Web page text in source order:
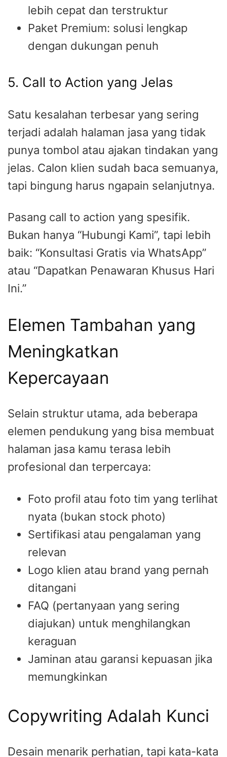
lebih cepat dan terstruktur
Paket Premium: solusi lengkap
dengan dukungan penuh
5. Call to Action yang Jelas
Satu kesalahan terbesar yang sering
terjadi adalah halaman jasa yang tidak
punya tombol atau ajakan tindakan yang
jelas. Calon klien sudah baca semuanya,
tapi bingung harus ngapain selanjutnya.
Pasang call to action yang spesifik.
Bukan hanya “Hubungi Kami”, tapi lebih
baik: “Konsultasi Gratis via WhatsApp”
atau “Dapatkan Penawaran Khusus Hari
Ini.”
Elemen Tambahan yang
Meningkatkan
Kepercayaan
Selain struktur utama, ada beberapa
elemen pendukung yang bisa membuat
halaman jasa kamu terasa lebih
profesional dan terpercaya:
Foto profil atau foto tim yang terlihat
nyata (bukan stock photo)
Sertifikasi atau pengalaman yang
relevan
Logo klien atau brand yang pernah
ditangani
FAQ (pertanyaan yang sering
diajukan) untuk menghilangkan
keraguan
Jaminan atau garansi kepuasan jika
memungkinkan
Copywriting Adalah Kunci
Desain menarik perhatian, tapi kata-kata